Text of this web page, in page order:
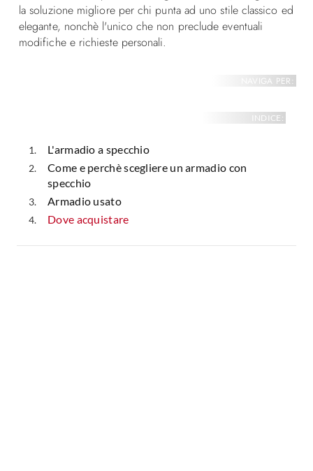
la soluzione migliore per chi punta ad uno stile classico ed
elegante, nonchè l'unico che non preclude eventuali
modifiche e richieste personali.
NAVIGA PER:
INDICE:
L'armadio a specchio
Come e perchè scegliere un armadio con
specchio
Armadio usato
Dove acquistare